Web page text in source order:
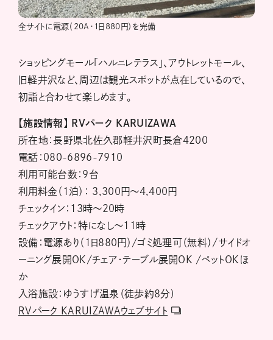
全サイトに電源（20A・1日880円）を完備
ショッピングモール「ハルニレテラス」、アウトレットモール、
旧軽井沢など、周辺は観光スポットが点在しているので、
初詣と合わせて楽しめます。
【施設情報】 RVパーク KARUIZAWA
所在地：長野県北佐久郡軽井沢町長倉4200
電話：080-6896-7910
利用可能台数：9台
利用料金（1泊）： 3,300円～4,400円
チェックイン：13時～20時
チェックアウト：特になし～11時
設備：電源あり（1日880円）/ゴミ処理可（無料）/サイドオ
ーニング展開OK/チェア・テーブル展開OK /ペットOKほ
か
入浴施設：ゆうすげ温泉（徒歩約8分)
RVパーク KARUIZAWAウェブサイト